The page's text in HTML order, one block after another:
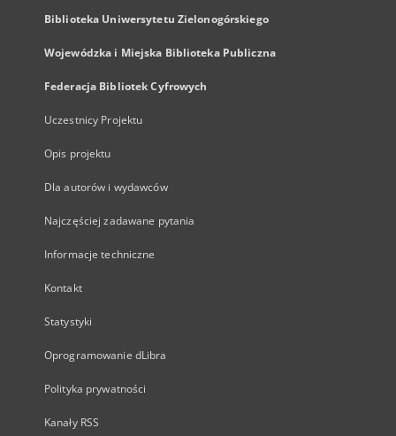
Biblioteka Uniwersytetu Zielonogórskiego
Wojewódzka i Miejska Biblioteka Publiczna
Federacja Bibliotek Cyfrowych
Uczestnicy Projektu
Opis projektu
Dla autorów i wydawców
Najczęściej zadawane pytania
Informacje techniczne
Kontakt
Statystyki
Oprogramowanie dLibra
Polityka prywatności
Kanały RSS